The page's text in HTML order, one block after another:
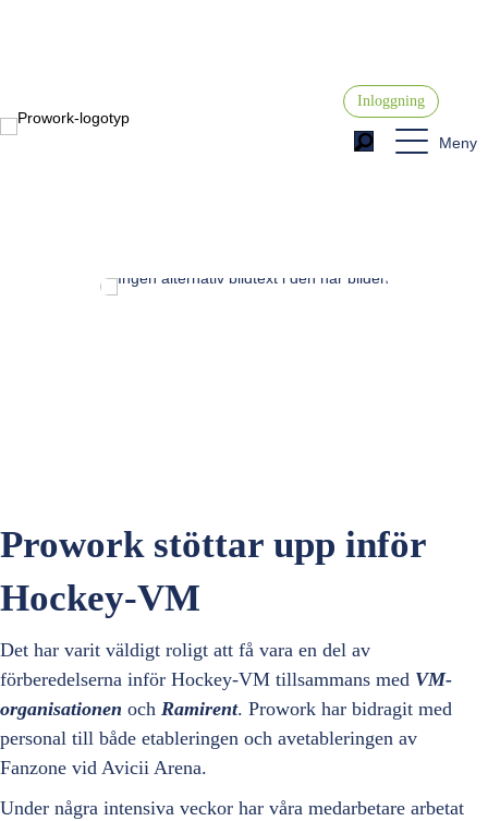
Inloggning
Meny
Prowork stöttar upp inför
Hockey-VM
Det har varit väldigt roligt att få vara en del av
förberedelserna inför Hockey-VM tillsammans med VM-
organisationen och Ramirent. Prowork har bidragit med
personal till både etableringen och avetableringen av
Fanzone vid Avicii Arena.
Under några intensiva veckor har våra medarbetare arbetat